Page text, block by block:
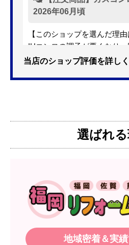
2026年06月頃
【このショップを選んだ理由
IHコンロの調子が悪くなり
を探していました。ただ、3
は需要が少なく製品によっ
ろ、希望した製品が量販店
あったので購入いたしまし
【その他感想・コメント】
製品価格もですが、設置や
るので、今後も頼りになる
当店のショップ評価を詳し
選ばれ
地域密着＆実績